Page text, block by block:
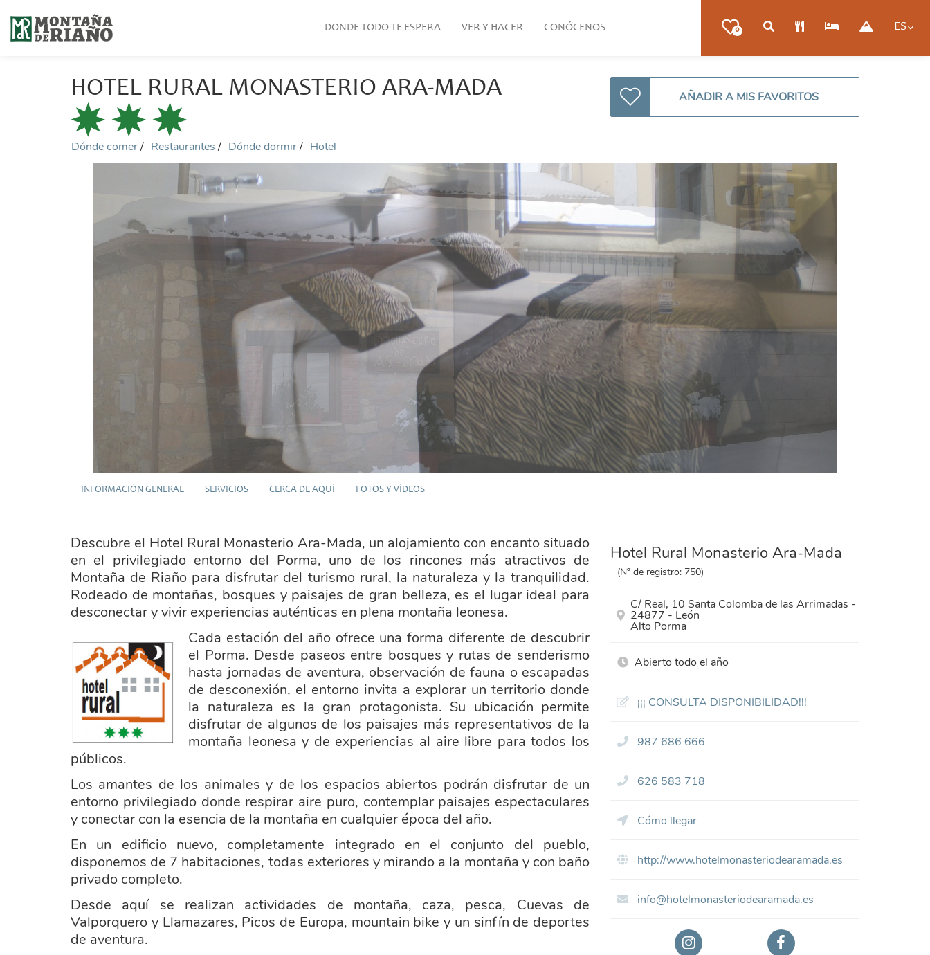
0 ES
DONDE TODO TE ESPERA VER Y HACER CONÓCENOS
HOTEL RURAL MONASTERIO ARA-MADA
Dónde comer Restaurantes Dónde dormir Hotel
AÑADIR A MIS FAVORITOS
INFORMACIÓN GENERAL SERVICIOS CERCA DE AQUÍ FOTOS Y VÍDEOS
Descubre el Hotel Rural Monasterio Ara-Mada, un alojamiento con encanto situado
en el privilegiado entorno del Porma, uno de los rincones más atractivos de
Montaña de Riaño para disfrutar del turismo rural, la naturaleza y la tranquilidad.
Rodeado de montañas, bosques y paisajes de gran belleza, es el lugar ideal para
desconectar y vivir experiencias auténticas en plena montaña leonesa.
hotel_3_rural.png
Cada estación del año ofrece una forma diferente de descubrir
el Porma. Desde paseos entre bosques y rutas de senderismo
hasta jornadas de aventura, observación de fauna o escapadas
de desconexión, el entorno invita a explorar un territorio donde
la naturaleza es la gran protagonista. Su ubicación permite
disfrutar de algunos de los paisajes más representativos de la
montaña leonesa y de experiencias al aire libre para todos los
públicos.
Los amantes de los animales y de los espacios abiertos podrán disfrutar de un
entorno privilegiado donde respirar aire puro, contemplar paisajes espectaculares
y conectar con la esencia de la montaña en cualquier época del año.
En un edificio nuevo, completamente integrado en el conjunto del pueblo,
disponemos de 7 habitaciones, todas exteriores y mirando a la montaña y con baño
privado completo.
Desde aquí se realizan actividades de montaña, caza, pesca, Cuevas de
Valporquero y Llamazares, Picos de Europa, mountain bike y un sinfín de deportes
de aventura.
Hotel Rural Monasterio Ara-Mada
(Nº de registro: 750)
C/ Real, 10 Santa Colomba de las Arrimadas -
24877 - León
Alto Porma
Abierto todo el año
¡¡¡ CONSULTA DISPONIBILIDAD!!!
987 686 666
626 583 718
Cómo llegar
http://www.hotelmonasteriodearamada.es
info@hotelmonasteriodearamada.es